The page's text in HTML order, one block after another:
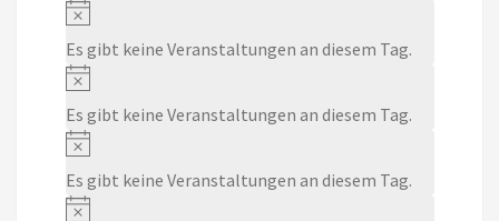
Es gibt keine Veranstaltungen an diesem Tag.
Es gibt keine Veranstaltungen an diesem Tag.
Es gibt keine Veranstaltungen an diesem Tag.